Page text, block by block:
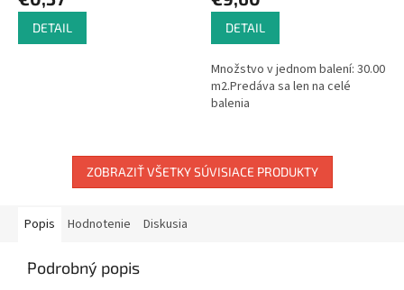
DETAIL DETAIL
Množstvo v jednom balení: 30.00
m2.Predáva sa len na celé
balenia
ZOBRAZIŤ VŠETKY SÚVISIACE PRODUKTY
Popis Hodnotenie Diskusia
Podrobný popis